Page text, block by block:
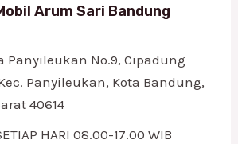
Arum Sari Bandung
Panyileukan No.9, Cipadung
Panyileukan, Kota Bandung,
40614
HARI 08.00-17.00 WIB